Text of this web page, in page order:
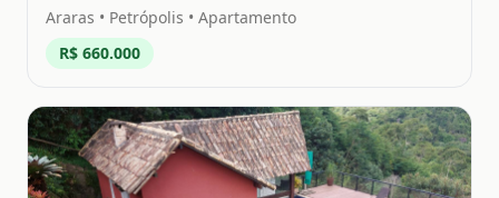
Araras • Petrópolis • Apartamento
R$ 660.000